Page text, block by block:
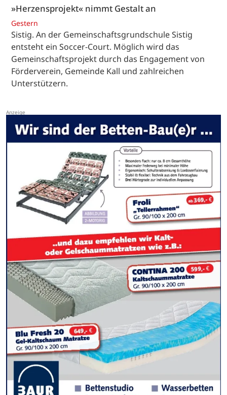
»Herzensprojekt« nimmt Gestalt an
Gestern
Sistig. An der Gemeinschaftsgrundschule Sistig
entsteht ein Soccer-Court. Möglich wird das
Gemeinschaftsprojekt durch das Engagement von
Förderverein, Gemeinde Kall und zahlreichen
Unterstützern.